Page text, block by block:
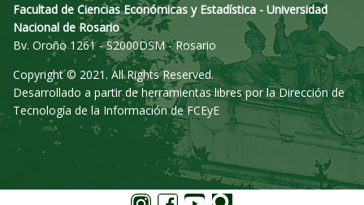
Facultad de Ciencias Económicas y Estadística - Universidad
Nacional de Rosario
Bv. Oroño 1261 - S2000DSM - Rosario
Copyright © 2021. All Rights Reserved.
Desarrollado a partir de herramientas libres por la Dirección de
Tecnología de la Información de FCEyE